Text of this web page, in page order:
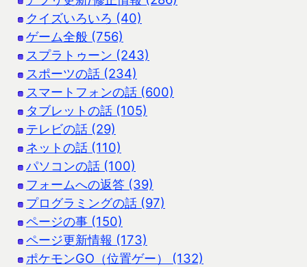
クイズいろいろ (40)
ゲーム全般 (756)
スプラトゥーン (243)
スポーツの話 (234)
スマートフォンの話 (600)
タブレットの話 (105)
テレビの話 (29)
ネットの話 (110)
パソコンの話 (100)
フォームへの返答 (39)
プログラミングの話 (97)
ページの事 (150)
ページ更新情報 (173)
ポケモンGO（位置ゲー） (132)